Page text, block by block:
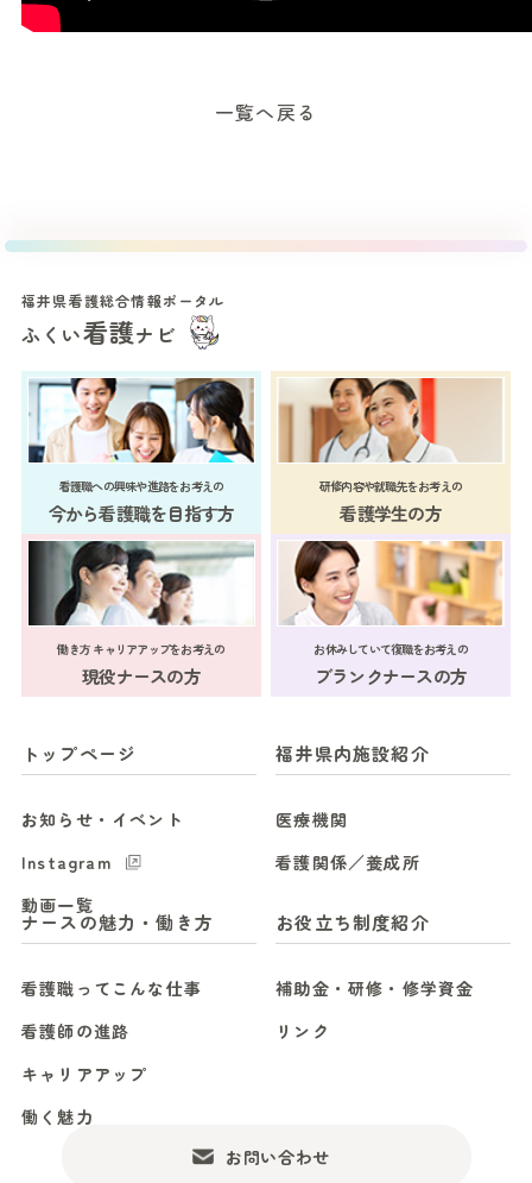
一覧へ戻る
福井県看護総合情報ポータル
ふくい看護ナビ
お問い合わせ
看護職への興味や進路をお考えの
今から看護職を目指す方
研修内容や就職先をお考えの
看護学生の方
働き方 キャリアアップをお考えの
現役ナースの方
お休みしていて復職をお考えの
ブランクナースの方
トップページ
お知らせ・イベント
Instagram
動画一覧
福井県内施設紹介
医療機関
看護関係／養成所
ナースの魅力・働き方
看護職ってこんな仕事
看護師の進路
キャリアアップ
働く魅力
お役立ち制度紹介
補助金・研修・修学資金
リンク